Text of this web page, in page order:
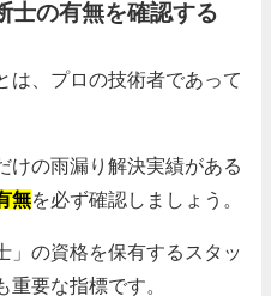
士の有無を確認する
は、プロの技術者であって
けの雨漏り解決実績がある
無を必ず確認しましょう。
」の資格を保有するスタッ
重要な指標です。